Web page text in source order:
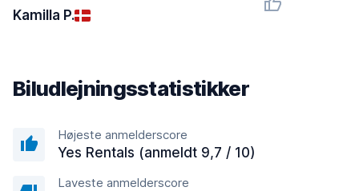
Kamilla P.
Biludlejningsstatistikker
Højeste anmelderscore
Yes Rentals (anmeldt 9,7 / 10)
Laveste anmelderscore